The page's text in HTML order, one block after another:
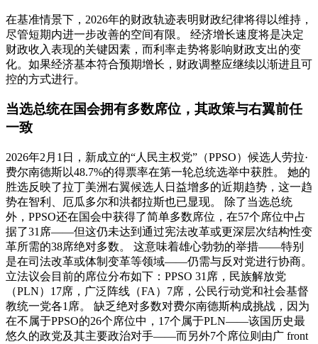
在基准情景下，2026年的财政轨迹表明财政纪律将得以维持，
尽管短期内进一步改善的空间有限。 经济增长速度将是决定
财政收入表现的关键因素，而利率走势将影响财政支出的变
化。如果经济基本符合预期增长，财政调整应继续以渐进且可
控的方式进行。
当选总统在国会拥有多数席位，其政策与右翼前任
一致
2026年2月1日，新成立的“人民主权党”（PPSO）候选人劳拉·
费尔南德斯以48.7%的得票率在第一轮总统选举中获胜。 她的
胜选反映了拉丁美洲右翼候选人日益增多的近期趋势，这一趋
势在智利、厄瓜多尔和洪都拉斯也已显现。 除了当选总统
外，PPSO还在国会中获得了简单多数席位，在57个席位中占
据了31席——但这仍未达到通过宪法改革或更深层次结构性变
革所需的38席绝对多数。 这意味着雄心勃勃的举措——特别
是在司法改革或体制变革等领域——仍需与反对党进行协商。
立法议会目前的席位分布如下：PPSO 31席，民族解放党
（PLN）17席，广泛阵线（FA）7席，公民行动党和社会基督
教统一党各1席。 缺乏绝对多数对费尔南德斯构成挑战，因为
在不属于PPSO的26个席位中，17个属于PLN——该国历史最
悠久的政党及其主要政治对手——而另外7个席位则由广 front